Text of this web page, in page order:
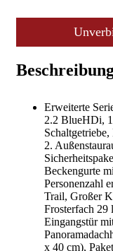
Erweiterte
2.2 BlueHDi,
2.
Beckengurte
Personenzahl
Trail, Großer
Frosterfach
Eingangstür
x 40 cm),